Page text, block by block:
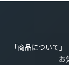
「商品について
お